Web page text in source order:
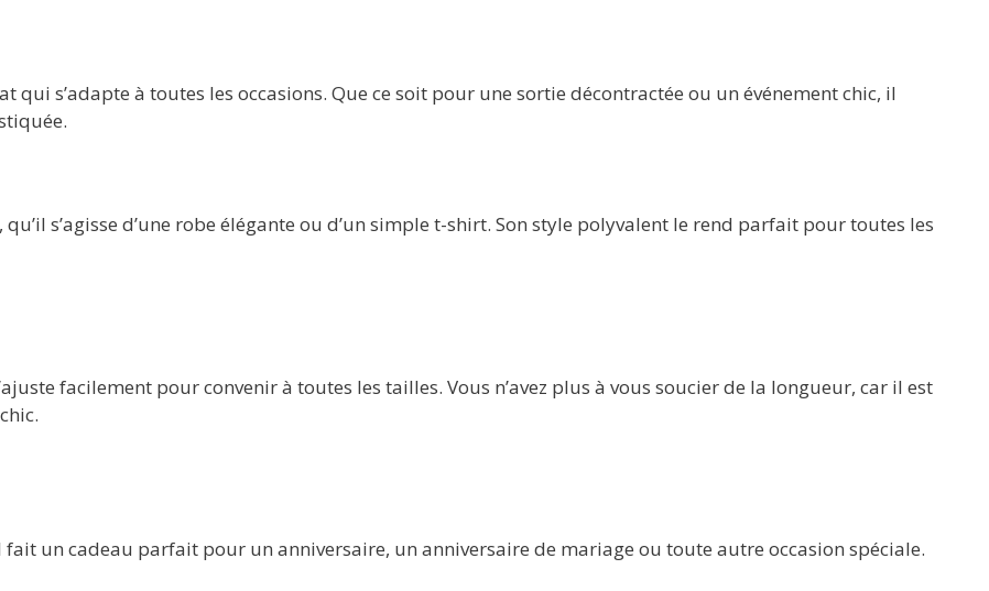
qui s’adapte à toutes les occasions. Que ce soit pour une sortie décontractée ou un événement chic, il
s’agisse d’une robe élégante ou d’un simple t-shirt. Son style polyvalent le rend parfait pour toutes les
facilement pour convenir à toutes les tailles. Vous n’avez plus à vous soucier de la longueur, car il est
fait un cadeau parfait pour un anniversaire, un anniversaire de mariage ou toute autre occasion spéciale.